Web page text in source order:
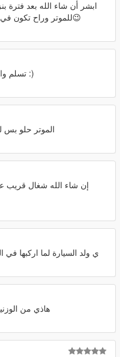
للموتر وراح تكون في اكثر من نسخة أشياء جديدة😉
تسلم والله ما تقصر اخوي :)
الموتر حلو بس
ي ولد السيارة لما اركبها في
هاذي من